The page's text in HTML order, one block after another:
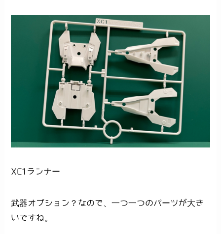
XC1ランナー
武器オプション？なので、一つ一つのパーツが大き
いですね。